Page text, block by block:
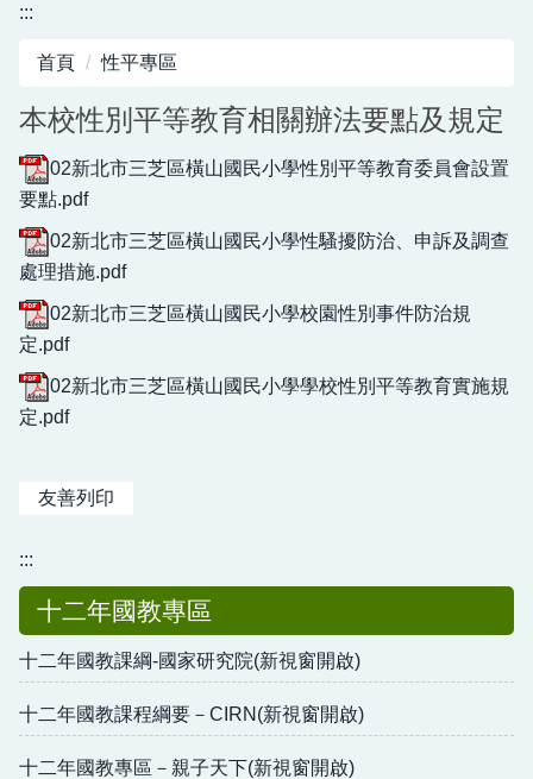
:::
首頁 性平專區
本校性別平等教育相關辦法要點及規定
02新北市三芝區橫山國民小學性別平等教育委員會設置
要點.pdf
02新北市三芝區橫山國民小學性騷擾防治、申訴及調查
處理措施.pdf
02新北市三芝區橫山國民小學校園性別事件防治規
定.pdf
02新北市三芝區橫山國民小學學校性別平等教育實施規
定.pdf
友善列印
:::
十二年國教專區
十二年國教課綱-國家研究院(新視窗開啟)
十二年國教課程綱要－CIRN(新視窗開啟)
十二年國教專區－親子天下(新視窗開啟)